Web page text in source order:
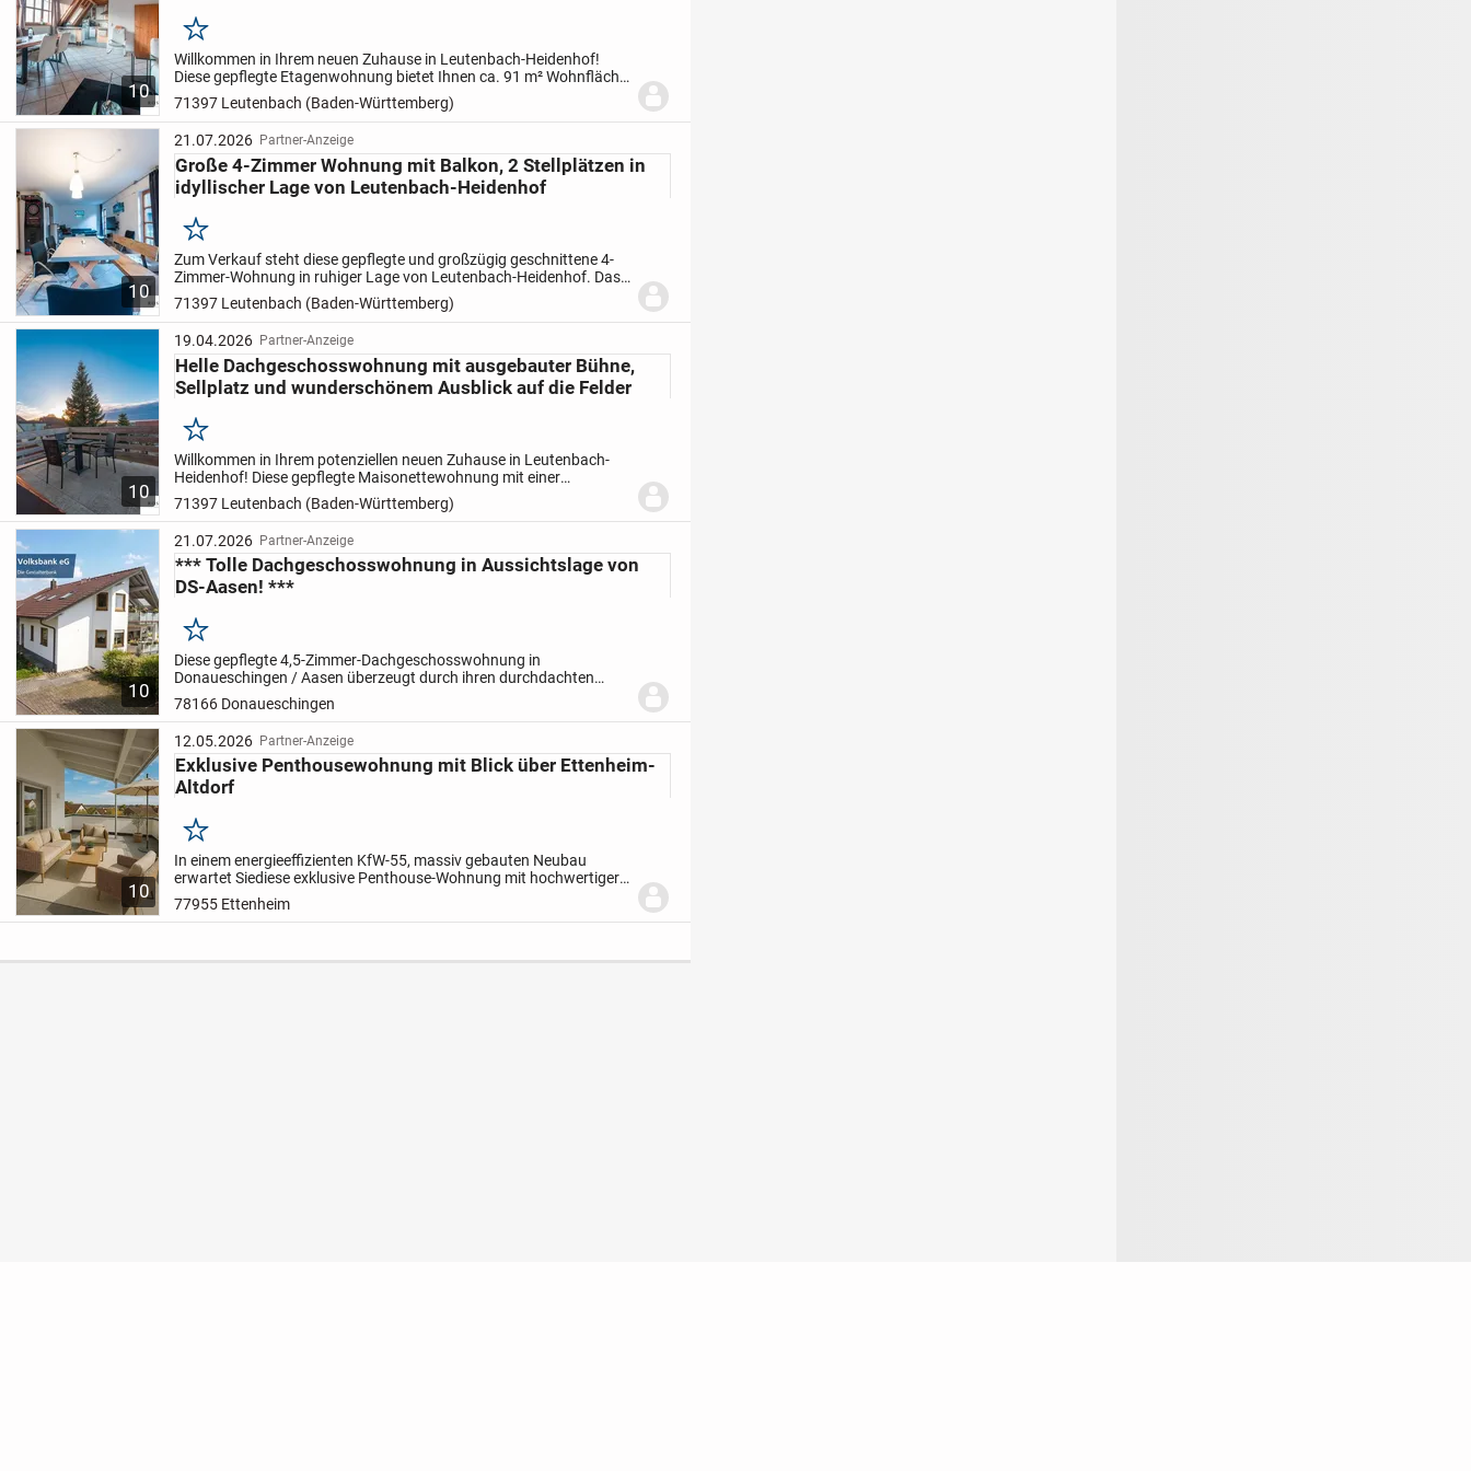
Herzlich Willkommen in DS-Heidenhofen!
.
10
Merken
Willkommen in Ihrem neuen Zuhause in Leutenbach-Heidenhof!
Diese gepflegte Etagenwohnung bietet Ihnen ca. 91 m² Wohnfläche,
verteilt auf drei großzügige Zimmer. Die Immobilie wurde in solider...
71397 Leutenbach (Baden-Württemberg)
10
21.07.2026 Partner-Anzeige
Große 4-Zimmer Wohnung mit Balkon, 2 Stellplätzen in
idyllischer Lage von Leutenbach-Heidenhof
Merken
Zum Verkauf steht diese gepflegte und großzügig geschnittene 4-
Zimmer-Wohnung in ruhiger Lage von Leutenbach-Heidenhof. Das
Gebäude stammt ursprünglich aus dem Jahr 1900 und wurde 1996
umfassend...
71397 Leutenbach (Baden-Württemberg)
10
19.04.2026 Partner-Anzeige
Helle Dachgeschosswohnung mit ausgebauter Bühne,
Sellplatz und wunderschönem Ausblick auf die Felder
Merken
Willkommen in Ihrem potenziellen neuen Zuhause in Leutenbach-
Heidenhof! Diese gepflegte Maisonettewohnung mit einer
Wohnfläche von ca. 80 m² bietet eine ideale Gelegenheit für Käufer,
die Wert auf...
71397 Leutenbach (Baden-Württemberg)
10
21.07.2026 Partner-Anzeige
*** Tolle Dachgeschosswohnung in Aussichtslage von
DS-Aasen! ***
Merken
Diese gepflegte 4,5-Zimmer-Dachgeschosswohnung in
Donaueschingen / Aasen überzeugt durch ihren durchdachten
Grundriss, eine angenehme Wohnatmosphäre und die ruhige Lage
im beliebten Ortsteil Aasen....
78166 Donaueschingen
10
12.05.2026 Partner-Anzeige
Exklusive Penthousewohnung mit Blick über Ettenheim-
Altdorf
Merken
In einem energieeffizienten KfW-55, massiv gebauten Neubau
erwartet Siediese exklusive Penthouse-Wohnung mit hochwertiger
Ausstattung.
Die Highlights dieser Immobilie sind die durchdachte
Raumgestalt...
77955 Ettenheim